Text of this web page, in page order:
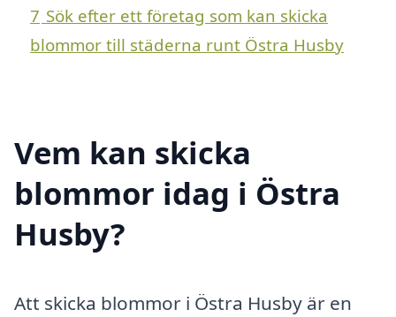
7 Sök efter ett företag som kan skicka
blommor till städerna runt Östra Husby
Vem kan skicka
blommor idag i Östra
Husby?
Att skicka blommor i Östra Husby är en